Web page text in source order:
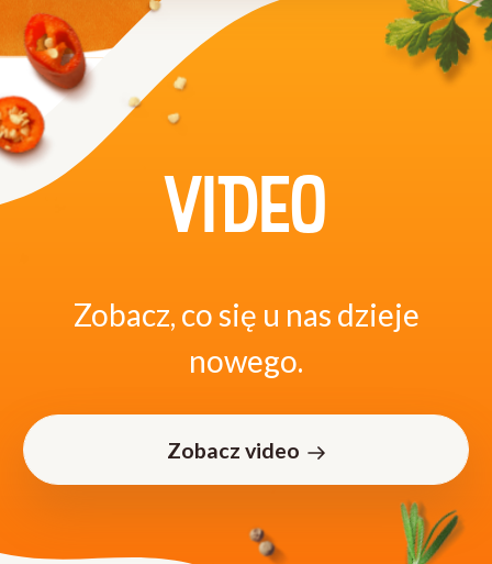
VIDEO
Zobacz, co się u nas dzieje
nowego.
Zobacz video